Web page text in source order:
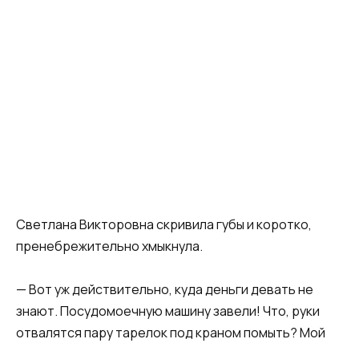
Светлана Викторовна скривила губы и коротко,
пренебрежительно хмыкнула.
— Вот уж действительно, куда деньги девать не
знают. Посудомоечную машину завели! Что, руки
отвалятся пару тарелок под краном помыть? Мой